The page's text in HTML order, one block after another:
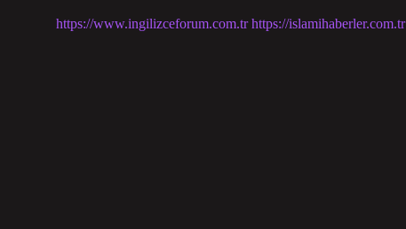
https://www.ingilizceforum.com.tr https://islamihaberler.com.tr